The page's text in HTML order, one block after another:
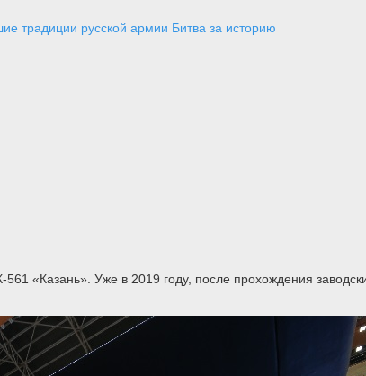
традиции русской армии Битва за историю
«Казань». Уже в 2019 году, после прохождения